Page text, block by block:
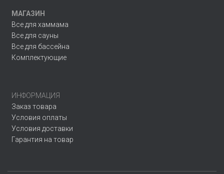
МАГАЗИН
Все для хаммама
Все для сауны
Все для бассейна
Комплектующие
ИНФОРМАЦИЯ
Заказ товара
Условия оплаты
Условия доставки
Гарантия на товар